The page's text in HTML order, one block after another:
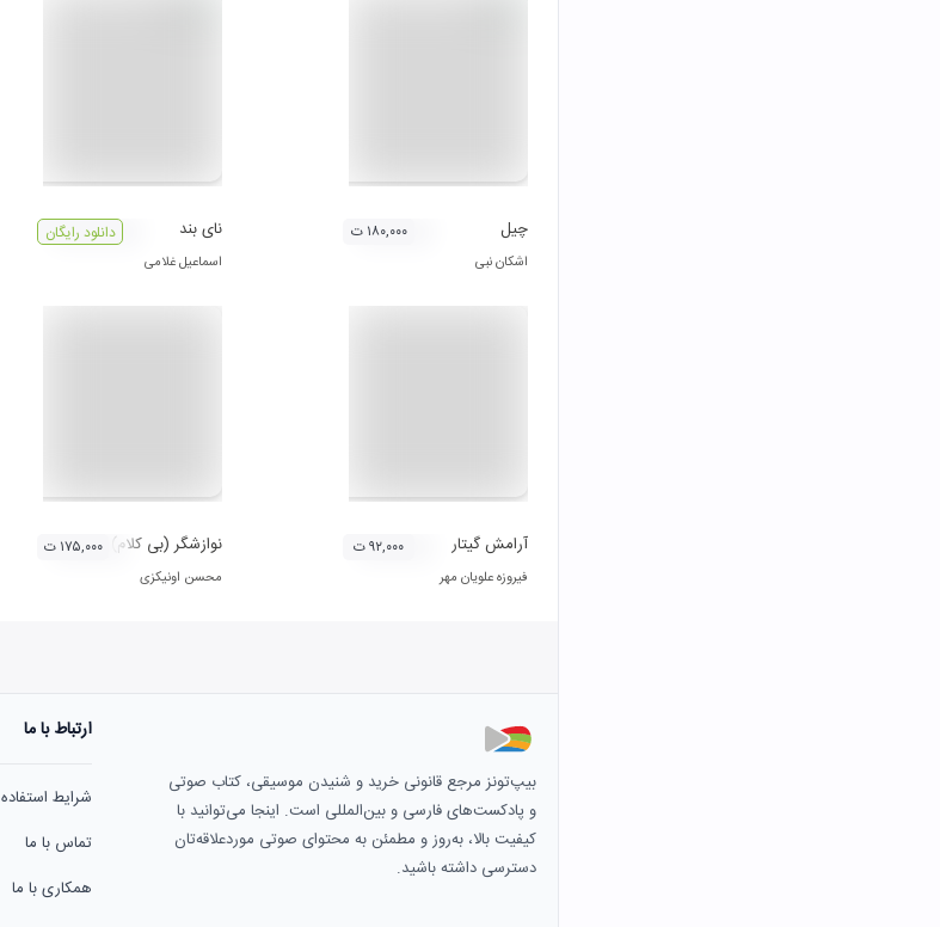
چیل
اشکان نبی
۱۸۰,۰۰۰ ت نای بند
اسماعیل غلامی
دانلود رایگان
آرامش گیتار
فیروزه علویان مهر
۹۲,۰۰۰ ت نوازشگر (بی کلام)
محسن اونیکزی
۱۷۵,۰۰۰ ت
بیپ‌تونز مرجع قانونی خرید و شنیدن موسیقی، کتاب صوتی
و پادکست‌های فارسی و بین‌المللی است. اینجا می‌توانید با
کیفیت بالا، به‌روز و مطمئن به محتوای صوتی موردعلاقه‌تان
دسترسی داشته باشید.
ارتباط با ما
شرایط استفاده
تماس با ما
همکاری با ما